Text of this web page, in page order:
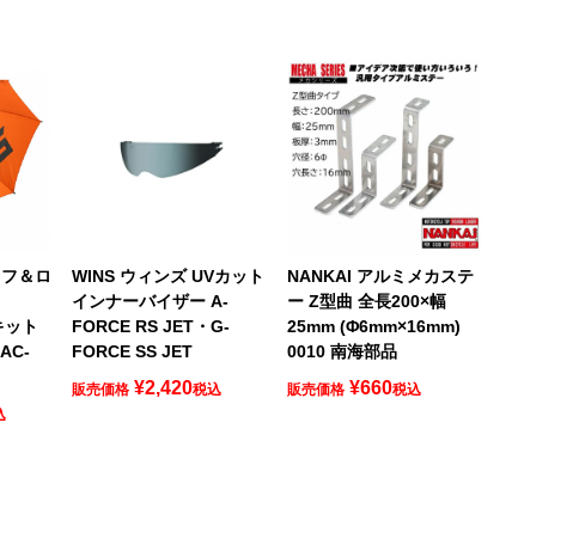
＆ロ
ト
WINS ウィンズ UVカット
インナーバイザー A-
FORCE RS JET・G-
FORCE SS JET
販売価格 ¥2,420税込
NANKAI アルミメカステ
ー Z型曲 全長200×幅
25mm (Φ6mm×16mm)
0010 南海部品
販売価格 ¥660税込